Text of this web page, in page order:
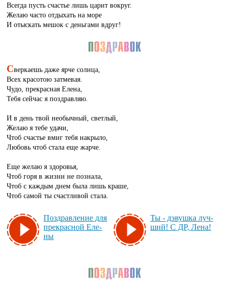
Всегда пусть счастье лишь царит вокруг.
Желаю часто отдыхать на море
И отыскать мешок с деньгами вдруг!
Сверкаешь даже ярче солнца,
Всех красотою затмевая.
Чудо, прекрасная Елена,
Тебя сейчас я поздравляю.
И в день твой необычный, светлый,
Желаю я тебе удачи,
Чтоб счастье вмиг тебя накрыло,
Любовь чтоб стала еще жарче.
Еще желаю я здоровья,
Чтоб горя в жизни не познала,
Чтоб с каждым днем была лишь краше,
Чтоб самой ты счастливой стала.
Поз­драв­ле­ние для
прек­рас­ной Еле­
ны
Ты - дэ­вуш­ка луч­
ший! С ДР, Ле­на!